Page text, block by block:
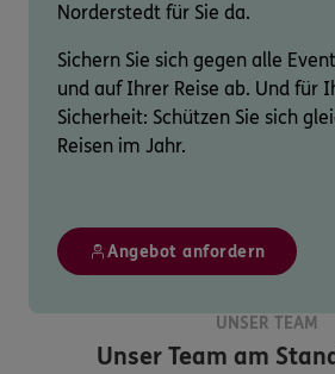
Norderstedt für Sie da.
Sichern Sie sich gegen alle
und auf Ihrer Reise ab. Und für
Sicherheit: Schützen Sie sich
Reisen im Jahr.
Angebot anfordern
UNSER TEAM
Unser Team am